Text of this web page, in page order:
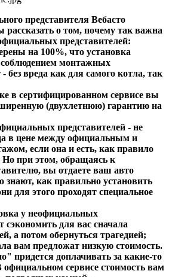
представителя Вебасто
о том, почему так важна
представителей:
на 100%, что установка
монтажных
без вреда как для самого котла, так
в сертифицированном сервисе вы
(двухлетнюю) гарантию на
представителей - не
в цене между официальным и
если она и есть, как правило
Но при этом, обращаясь к
вы отдаете ваш авто
как правильно установить
для этого проходят специальное
у неофициальных
сэкономить для вас сначала
а потом обернуться трагедией;
вам предложат низкую стоимость.
придется доплачивать за какие-то
официальном сервисе стоимость вам